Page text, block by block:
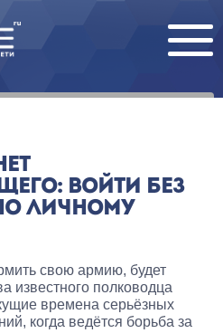
ВОЙТИ БЕЗ
ЛИЧНОМУ
свою армию, будет
известного полководца
времена серьёзных
когда ведётся борьба за